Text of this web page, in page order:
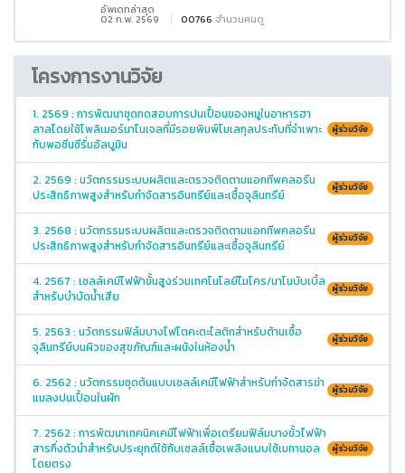
อัพเดทล่าสุด
02 ก.พ. 2569 00766 จำนวนคนดู
โครงการงานวิจัย
1. 2569 : การพัฒนาชุดทดสอบการปนเปื้อนของหมูในอาหารฮา
ลาลโดยใช้โพลิเมอร์นาโนเจลที่มีรอยพิมพ์โมเลกุลประทับที่จำเพาะ
กับพอซีนซีรั่มอัลบูมิน
ผู้ร่วมวิจัย
2. 2569 : นวัตกรรมระบบผลิตและตรวจติดตามแอกทีพคลอรีน
ประสิทธิภาพสูงสำหรับกำจัดสารอินทรีย์และเชื้อจุลินทรีย์
ผู้ร่วมวิจัย
3. 2568 : นวัตกรรมระบบผลิตและตรวจติดตามแอกทีพคลอรีน
ประสิทธิภาพสูงสำหรับกำจัดสารอินทรีย์และเชื้อจุลินทรีย์
ผู้ร่วมวิจัย
4. 2567 : เซลล์เคมีไฟฟ้าขั้นสูงร่วมเทคโนโลยีไมโคร/นาโนบับเบิ้ล
สำหรับบำบัดน้ำเสีย
ผู้ร่วมวิจัย
5. 2563 : นวัตกรรมฟิล์มบางโฟโตคะตะไลติกสำหรับต้านเชื้อ
จุลินทรีย์บนผิวของสุขภัณฑ์และผนังในห้องน้ำ
ผู้ร่วมวิจัย
6. 2562 : นวัตกรรมชุดต้นแบบเซลล์เคมีไฟฟ้าสำหรับกำจัดสารฆ่า
แมลงปนเปื้อนในผัก
ผู้ร่วมวิจัย
7. 2562 : การพัฒนาเทคนิคเคมีไฟฟ้าเพื่อเตรียมฟิล์มบางขั้วไฟฟ้า
สารกึ่งตัวนำสำหรับประยุกต์ใช้กับเซลล์เชื้อเพลิงแบบใช้เมทานอล
โดยตรง
ผู้ร่วมวิจัย